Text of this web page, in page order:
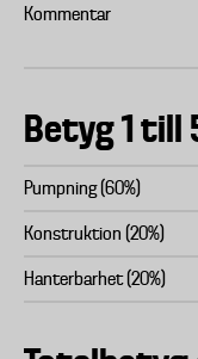
Kommentar
Betyg 1 till
Pumpning (60%)
Konstruktion (20%)
Hanterbarhet (20%)